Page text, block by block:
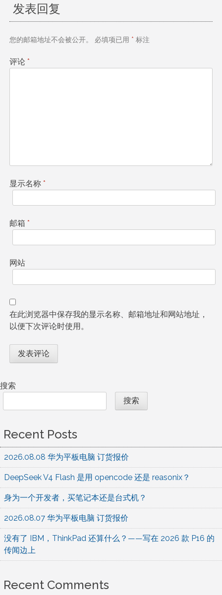
导
航
发表回复
您的邮箱地址不会被公开。 必填项已用 * 标注
评论 *
显示名称 *
邮箱 *
网站
在此浏览器中保存我的显示名称、邮箱地址和网站地址，
以便下次评论时使用。
搜索
搜索
Recent Posts
2026.08.08 华为平板电脑 订货报价
DeepSeek V4 Flash 是用 opencode 还是 reasonix？
身为一个开发者，买笔记本还是台式机？
2026.08.07 华为平板电脑 订货报价
没有了 IBM，ThinkPad 还算什么？——写在 2026 款 P16 的
传闻边上
Recent Comments